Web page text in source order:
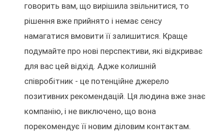
говорить вам, що вирішила звільнитися, то
рішення вже прийнято і немає сенсу
намагатися вмовити її залишитися. Краще
подумайте про нові перспективи, які відкриває
для вас цей відхід. Адже колишній
співробітник - це потенційне джерело
позитивних рекомендацій. Ця людина вже знає
компанію, і не виключено, що вона
порекомендує її новим діловим контактам.